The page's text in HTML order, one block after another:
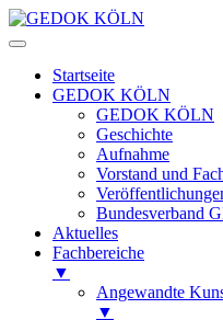
Startseite
GEDOK KÖLN
GEDOK KÖLN
Geschichte
Aufnahme
Vorstand und
Bundesverband
Aktuelles
Fachbereiche
▼
Angewandte
▼